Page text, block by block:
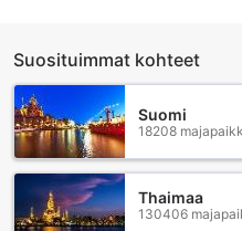
- Dubain sydämessä
City Premiere Hotel
ruokailumahdollisuudet
vaihtoehtoja, jotka tekevät
unohtumattoman
Suosituimmat kohteet
Suomi
18208
Thaimaa
130406